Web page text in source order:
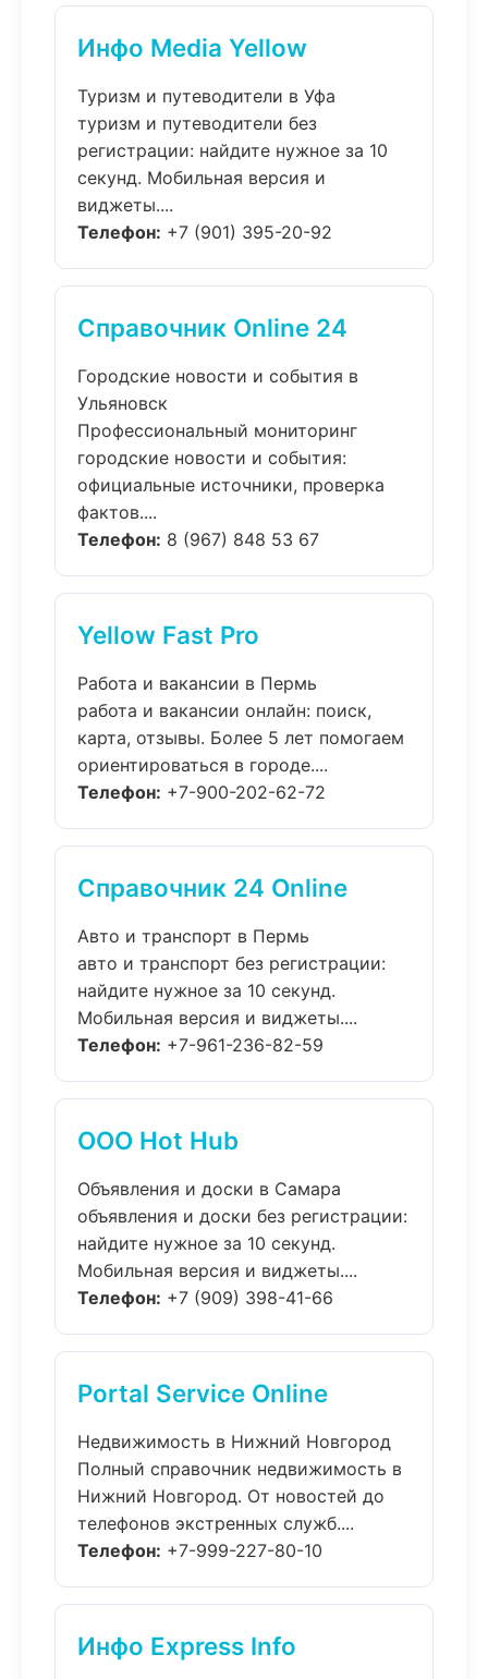
Инфо Media Yellow
Туризм и путеводители в Уфа
туризм и путеводители без
регистрации: найдите нужное за 10
секунд. Мобильная версия и
виджеты....
Телефон: +7 (901) 395-20-92
Справочник Online 24
Городские новости и события в
Ульяновск
Профессиональный мониторинг
городские новости и события:
официальные источники, проверка
фактов....
Телефон: 8 (967) 848 53 67
Yellow Fast Pro
Работа и вакансии в Пермь
работа и вакансии онлайн: поиск,
карта, отзывы. Более 5 лет помогаем
ориентироваться в городе....
Телефон: +7-900-202-62-72
Справочник 24 Online
Авто и транспорт в Пермь
авто и транспорт без регистрации:
найдите нужное за 10 секунд.
Мобильная версия и виджеты....
Телефон: +7-961-236-82-59
ООО Hot Hub
Объявления и доски в Самара
объявления и доски без регистрации:
найдите нужное за 10 секунд.
Мобильная версия и виджеты....
Телефон: +7 (909) 398-41-66
Portal Service Online
Недвижимость в Нижний Новгород
Полный справочник недвижимость в
Нижний Новгород. От новостей до
телефонов экстренных служб....
Телефон: +7-999-227-80-10
Инфо Express Info